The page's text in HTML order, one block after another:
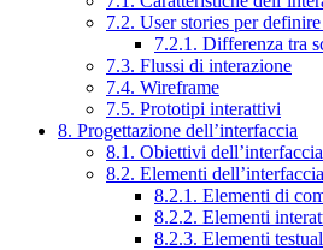
7.2. User stories per
7.2.1. Differenza tra
7.3. Flussi di interazione
7.4. Wireframe
7.5. Prototipi interattivi
8. Progettazione dell’interfaccia
8.1. Obiettivi dell’interfaccia
8.2. Elementi dell’interfaccia
8.2.1. Elementi di
8.2.2. Elementi
8.2.3. Elementi